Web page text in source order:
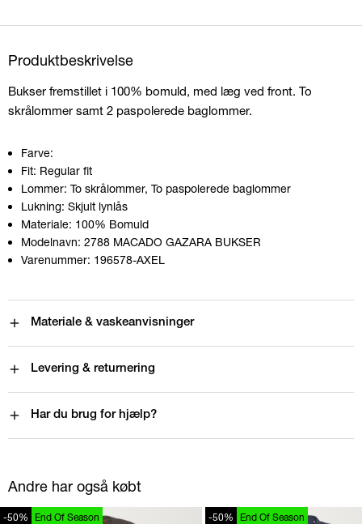
Produktbeskrivelse
Bukser fremstillet i 100% bomuld, med læg ved front. To
skrålommer samt 2 paspolerede baglommer.
Farve:
Fit: Regular fit
Lommer: To skrålommer, To paspolerede baglommer
Lukning: Skjult lynlås
Materiale: 100% Bomuld
Modelnavn: 2788 MACADO GAZARA BUKSER
Varenummer: 196578-AXEL
Materiale & vaskeanvisninger
Levering & returnering
Har du brug for hjælp?
Andre har også købt
-50% End Of Season -50% End Of Season